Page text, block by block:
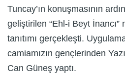
Tuncay’ın konuşmasının
geliştirilen “Ehl-i Beyt İnancı”
tanıtımı gerçekleşti.
camiamızın gençlerinden
Can Güneş yaptı.